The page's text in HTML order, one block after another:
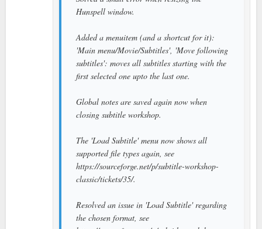
Hunspell window.
Added a menuitem (and a shortcut for it):
'Main menu/Movie/Subtitles', 'Move following
subtitles': moves all subtitles starting with the
first selected one upto the last one.
Global notes are saved again now when
closing subtitle workshop.
The 'Load Subtitle' menu now shows all
supported file types again, see
https://sourceforge.net/p/subtitle-workshop-
classic/tickets/35/.
Resolved an issue in 'Load Subtitle' regarding
the chosen format, see